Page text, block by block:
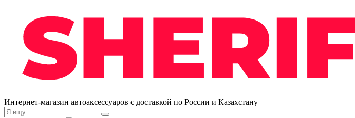
Интернет-магазин автоаксессуаров с доставкой по России и Казахстану